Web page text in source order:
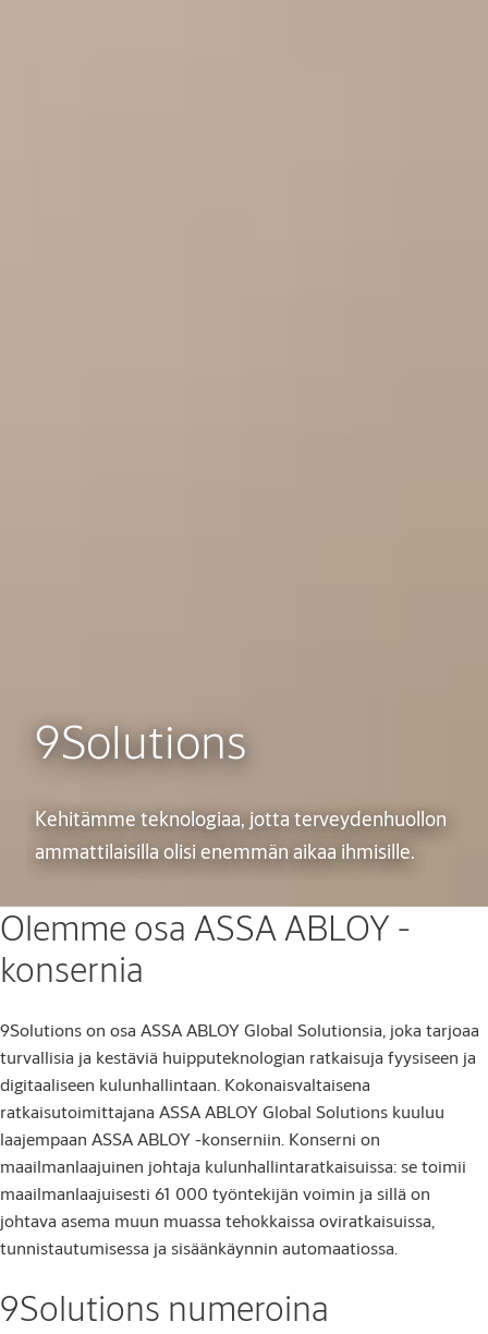
9Solutions
Kehitämme teknologiaa, jotta terveydenhuollon
ammattilaisilla olisi enemmän aikaa ihmisille.
Olemme osa ASSA ABLOY -
konsernia
9Solutions on osa ASSA ABLOY Global Solutionsia, joka tarjoaa
turvallisia ja kestäviä huipputeknologian ratkaisuja fyysiseen ja
digitaaliseen kulunhallintaan. Kokonaisvaltaisena
ratkaisutoimittajana ASSA ABLOY Global Solutions kuuluu
laajempaan ASSA ABLOY -konserniin. Konserni on
maailmanlaajuinen johtaja kulunhallintaratkaisuissa: se toimii
maailmanlaajuisesti 61 000 työntekijän voimin ja sillä on
johtava asema muun muassa tehokkaissa oviratkaisuissa,
tunnistautumisessa ja sisäänkäynnin automaatiossa.
9Solutions numeroina